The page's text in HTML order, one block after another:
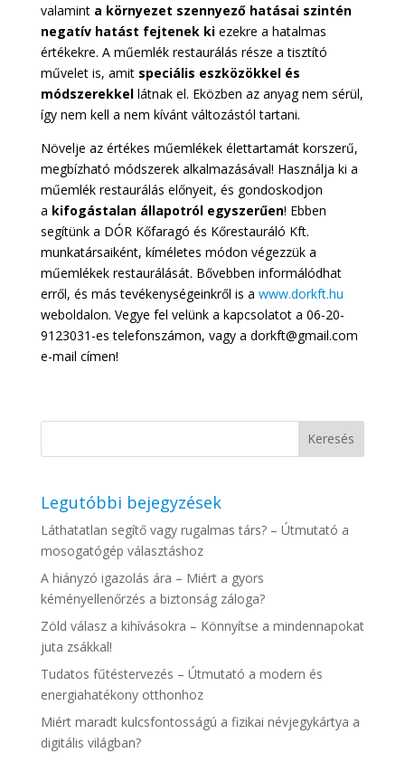
valamint a környezet szennyező hatásai szintén
negatív hatást fejtenek ki ezekre a hatalmas
értékekre. A műemlék restaurálás része a tisztító
művelet is, amit speciális eszközökkel és
módszerekkellátnak el. Eközben az anyag nem sérül,
így nem kell a nem kívánt változástól tartani.
Növelje az értékes műemlékek élettartamát korszerű,
megbízható módszerek alkalmazásával! Használja ki a
műemlék restaurálás előnyeit, és gondoskodjon
a kifogástalan állapotról egyszerűen! Ebben
segítünk a DÓR Kőfaragó és Kőrestauráló Kft.
munkatársaiként, kíméletes módon végezzük a
műemlékek restaurálását. Bővebben informálódhat
erről, és más tevékenységeinkről is a www.dorkft.hu
weboldalon. Vegye fel velünk a kapcsolatot a 06-20-
9123031-es telefonszámon, vagy a dorkft@gmail.com
e-mail címen!
Legutóbbi bejegyzések
Láthatatlan segítő vagy rugalmas társ? – Útmutató a
mosogatógép választáshoz
A hiányzó igazolás ára – Miért a gyors
kéményellenőrzés a biztonság záloga?
Zöld válasz a kihívásokra – Könnyítse a mindennapokat
juta zsákkal!
Tudatos fűtéstervezés – Útmutató a modern és
energiahatékony otthonhoz
Miért maradt kulcsfontosságú a fizikai névjegykártya a
digitális világban?